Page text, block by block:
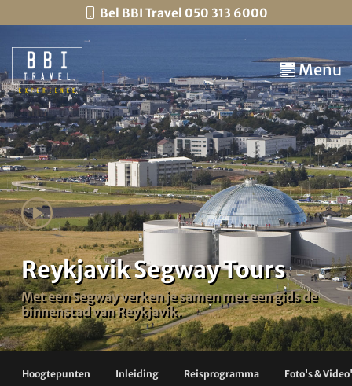
Bel BBI Travel 050 313 6000
Menu
Reykjavik Segway Tours
Met een Segway verken je samen met een gids de
binnenstad van Reykjavik.
Hoogtepunten Inleiding Reisprogramma Foto's &